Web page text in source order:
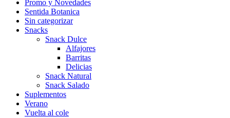
Promo y Novedades
Sentida Botanica
Sin categorizar
Snacks
Snack Dulce
Alfajores
Barritas
Delicias
Snack Natural
Snack Salado
Suplementos
Verano
Vuelta al cole